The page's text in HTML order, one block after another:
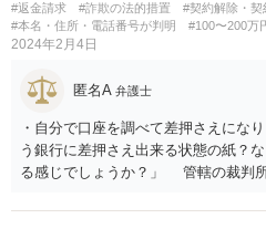
#返金請求 #詐欺の法的措置 #契約解除・契
#本名・住所・電話番号が判明
#100〜200万
2024年2月4日
匿名A 弁護士
・自分で口座を調べて差押さえにな
う銀行に差押さえ出来る状態の紙？
る感じでしょうか？」 管轄の裁判
係で、法的手続きに乗せるのはあま